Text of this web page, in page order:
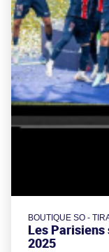
BOUTIQUE SO -
Les
2025